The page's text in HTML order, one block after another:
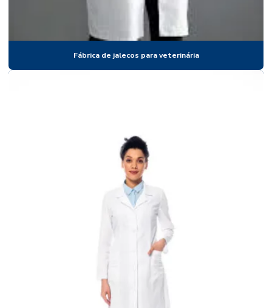
Fabricante de jalecos para odontologia
Fabricante de jalecos para veterinária
Fornecedor de jalecos para clínicas
Fornecedor de jalecos para curso de medicina
Fornecedor de jalecos para enfermagem
Fornecedor de jalecos para enfermeiras
Fornecedor de jalecos para faculdades
Fornecedor de jalecos para farmácias
Fornecedor de jalecos para fisioterapeutas
Fábrica de jalecos para veterinária